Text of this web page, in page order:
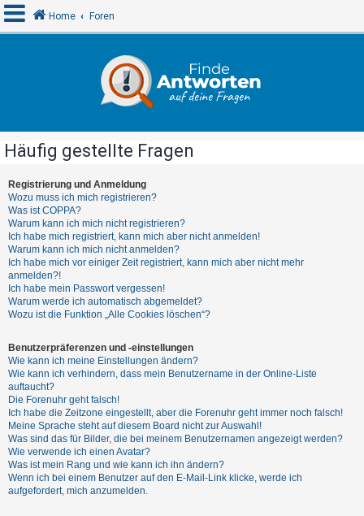
e
d
e
n
R
e
g
s
t
r
i
e
r
e
n
Home Foren
Häufig gestellte Fragen
Registrierung und Anmeldung
Wozu muss ich mich registrieren?
Was ist COPPA?
Warum kann ich mich nicht registrieren?
Ich habe mich registriert, kann mich aber nicht anmelden!
Warum kann ich mich nicht anmelden?
Ich habe mich vor einiger Zeit registriert, kann mich aber nicht mehr
anmelden?!
Ich habe mein Passwort vergessen!
Warum werde ich automatisch abgemeldet?
Wozu ist die Funktion „Alle Cookies löschen“?
Benutzerpräferenzen und -einstellungen
Wie kann ich meine Einstellungen ändern?
Wie kann ich verhindern, dass mein Benutzername in der Online-Liste
auftaucht?
Die Forenuhr geht falsch!
Ich habe die Zeitzone eingestellt, aber die Forenuhr geht immer noch falsch!
Meine Sprache steht auf diesem Board nicht zur Auswahl!
Was sind das für Bilder, die bei meinem Benutzernamen angezeigt werden?
Wie verwende ich einen Avatar?
Was ist mein Rang und wie kann ich ihn ändern?
Wenn ich bei einem Benutzer auf den E-Mail-Link klicke, werde ich
aufgefordert, mich anzumelden.